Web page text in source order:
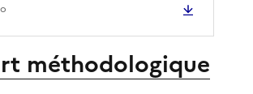
méthodologique